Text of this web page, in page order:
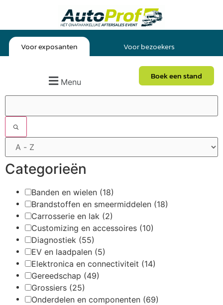
Voor exposanten Voor bezoekers
Menu
Boek een stand
Categorieën
Banden en wielen (18)
Brandstoffen en smeermiddelen (18)
Carrosserie en lak (2)
Customizing en accessoires (10)
Diagnostiek (55)
EV en laadpalen (5)
Elektronica en connectiviteit (14)
Gereedschap (49)
Grossiers (25)
Onderdelen en componenten (69)